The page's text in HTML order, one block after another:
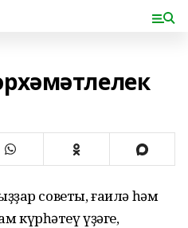
советы, ғаилә һәм
күрһәтеү үҙәге,